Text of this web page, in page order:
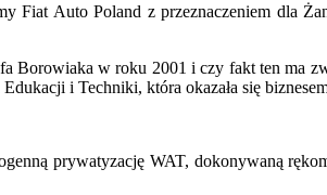
Fiat Auto Poland z przeznaczeniem dla
Borowiaka w roku 2001 i czy fakt ten ma
i Techniki, która okazała się
prywatyzację WAT, dokonywaną